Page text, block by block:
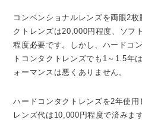
コンベンショナルレンズを両眼2
クトレンズは20,000円程度、ソフ
程度必要です。しかし、ハードコ
トコンタクトレンズでも1～1.5年
ォーマンスは悪くありません。
ハードコンタクトレンズを2年使
レンズ代は10,000円程度で済みま